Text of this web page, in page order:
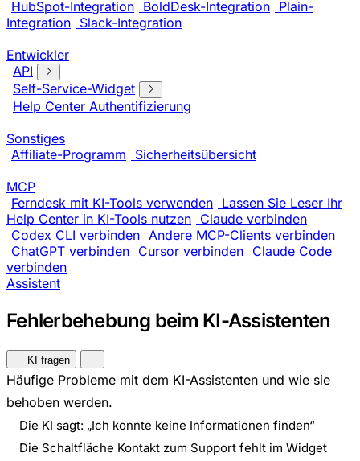
HubSpot-Integration BoldDesk-Integration Plain-
Integration Slack-Integration
Entwickler
API
Self-Service-Widget
Help Center Authentifizierung
Sonstiges
Affiliate-Programm
Sicherheitsübersicht
MCP
Ferndesk mit KI-Tools verwenden Lassen Sie Leser Ihr
Help Center in KI-Tools nutzen Claude verbinden
Codex CLI verbinden Andere MCP-Clients verbinden
ChatGPT verbinden Cursor verbinden Claude Code
verbinden
Assistent
Fehlerbehebung beim KI-Assistenten
KI fragen
Häufige Probleme mit dem KI-Assistenten und wie sie
behoben werden.
Die KI sagt: „Ich konnte keine Informationen finden“
Die Schaltfläche Kontakt zum Support fehlt im Widget